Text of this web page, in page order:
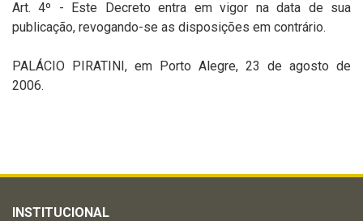
Art. 4º - Este Decreto entra em vigor na data de sua
publicação, revogando-se as disposições em contrário.
PALÁCIO PIRATINI, em Porto Alegre, 23 de agosto de
2006.
INSTITUCIONAL